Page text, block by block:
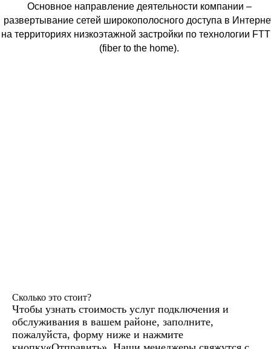
Основное направление деятельности компании –
развертывание сетей широкополосного доступа в
на территориях низкоэтажной застройки по технологии
(fiber to the home).
Сколько это стоит?
Чтобы узнать стоимость услуг подключения и
обслуживания в вашем районе, заполните,
пожалуйста, форму ниже и нажмите